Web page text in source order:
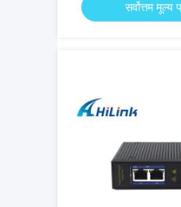
सर्वोत्तम मूल्य